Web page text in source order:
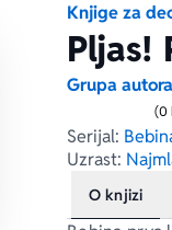
Knjige za
Pljas!
Grupa autora
(0
Serijal:
Uzrast:
O knjizi